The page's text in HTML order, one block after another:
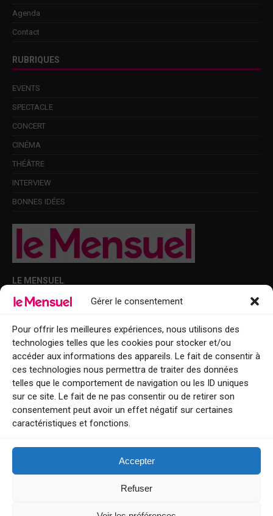
Gérer le consentement
Pour offrir les meilleures expériences, nous utilisons des
technologies telles que les cookies pour stocker et/ou
accéder aux informations des appareils. Le fait de consentir à
ces technologies nous permettra de traiter des données
telles que le comportement de navigation ou les ID uniques
sur ce site. Le fait de ne pas consentir ou de retirer son
consentement peut avoir un effet négatif sur certaines
caractéristiques et fonctions.
Accepter
Refuser
Agenda
Contact
RUBRIQUES
EVENTS
SPECTACLE
CONCERT
CINÉMA
THÉÂTRE
INTERVIEW
BONNES IDÉES
LE MENSUEL
Points de diffusion Var et Alpes-Maritimes : oû trouver Le Mensuel ?
Le Mensuel en PDF : consultez le magazine en ligne
Qui sommes-nous ?
BFM Top Sorties
EVENT
Tourisme week-end : envie de vous évader le temps d’un week-end ou
Explorez nos bonnes adresses
Contact